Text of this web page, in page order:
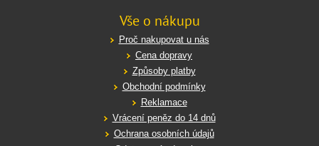
Vše o nákupu
Proč nakupovat u nás
Cena dopravy
Způsoby platby
Obchodní podmínky
Reklamace
Vrácení peněz do 14 dnů
Ochrana osobních údajů